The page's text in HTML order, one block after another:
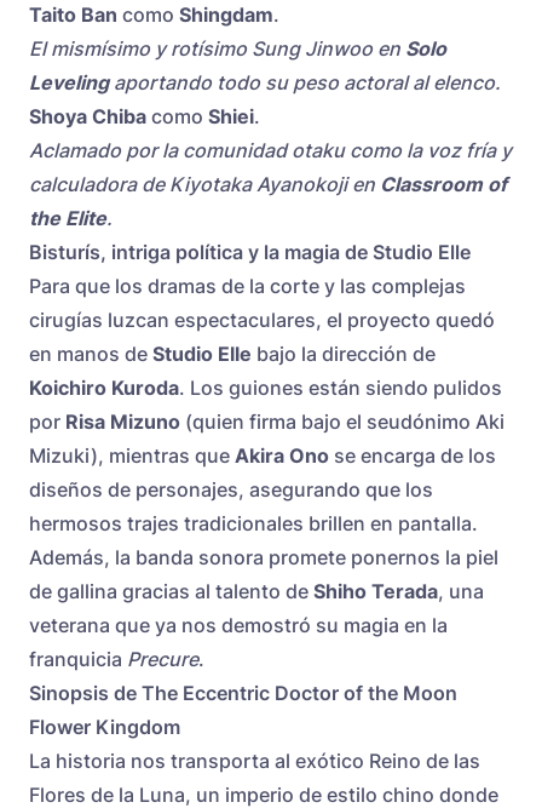
Taito Ban como Shingdam.
El mismísimo y rotísimo Sung Jinwoo en Solo
Levelingaportando todo su peso actoral al elenco.
Shoya Chiba como Shiei.
Aclamado por la comunidad otaku como la voz fría y
calculadora de Kiyotaka Ayanokoji en Classroom of
the Elite.
Bisturís, intriga política y la magia de Studio Elle
Para que los dramas de la corte y las complejas
cirugías luzcan espectaculares, el proyecto quedó
en manos de Studio Elle bajo la dirección de
Koichiro Kuroda. Los guiones están siendo pulidos
por Risa Mizuno (quien firma bajo el seudónimo Aki
Mizuki), mientras que Akira Ono se encarga de los
diseños de personajes, asegurando que los
hermosos trajes tradicionales brillen en pantalla.
Además, la banda sonora promete ponernos la piel
de gallina gracias al talento de Shiho Terada, una
veterana que ya nos demostró su magia en la
franquicia Precure.
Sinopsis de The Eccentric Doctor of the Moon
Flower Kingdom
La historia nos transporta al exótico Reino de las
Flores de la Luna, un imperio de estilo chino donde